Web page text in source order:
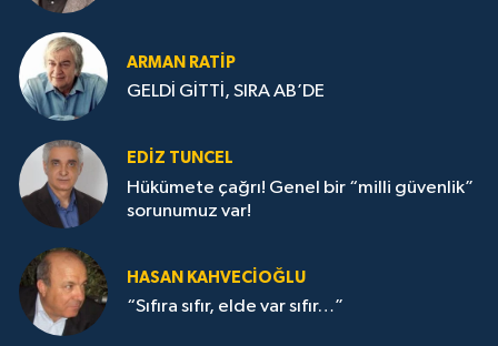
ARMAN RATİP
GELDİ GİTTİ, SIRA AB’DE
EDIZ TUNCEL
Hükümete çağrı! Genel bir “milli güvenlik”
sorunumuz var!
HASAN KAHVECİOĞLU
“Sıfıra sıfır, elde var sıfır…”